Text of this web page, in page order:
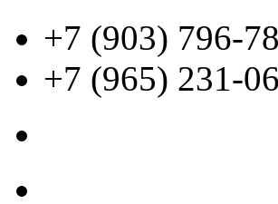
+7 (903) 796-
+7 (965) 231-